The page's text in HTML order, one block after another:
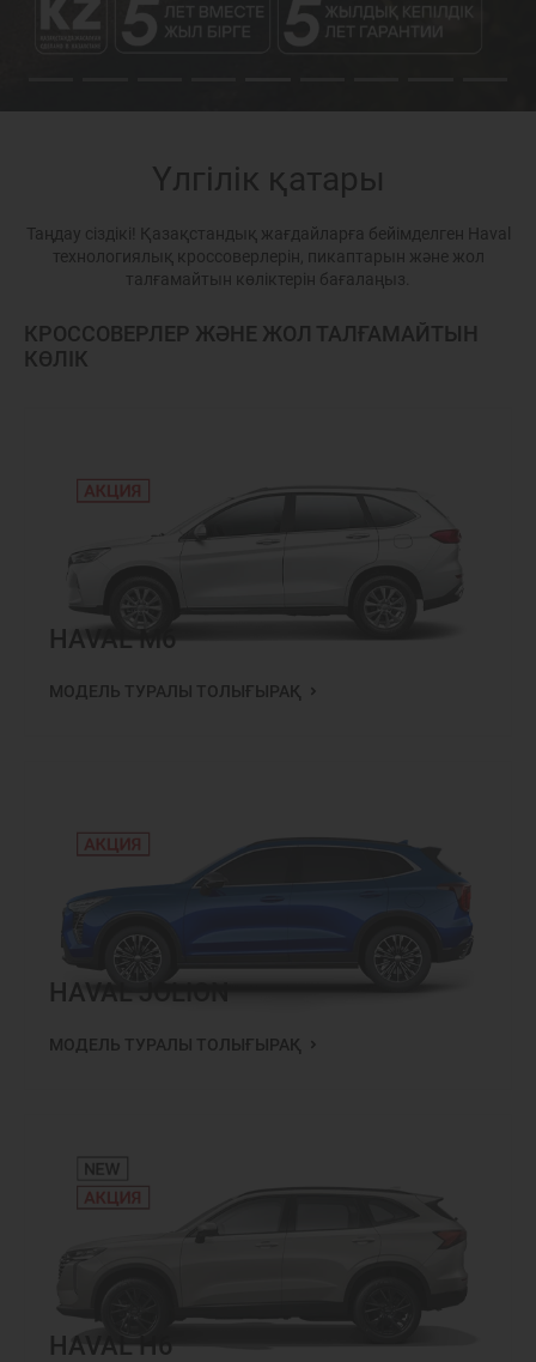
Үлгілік қатары
Таңдау сіздікі! Қазақстандық жағдайларға бейімделген Haval
технологиялық кроссоверлерін, пикаптарын және жол
талғамайтын көліктерін бағалаңыз.
КРОССОВЕРЛЕР ЖӘНЕ ЖОЛ ТАЛҒАМАЙТЫН
КӨЛІК
HAVAL M6
МОДЕЛЬ ТУРАЛЫ ТОЛЫҒЫРАҚ
HAVAL JOLION
МОДЕЛЬ ТУРАЛЫ ТОЛЫҒЫРАҚ
HAVAL H6